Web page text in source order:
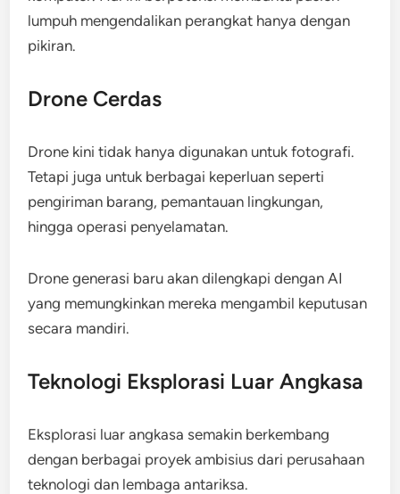
lumpuh mengendalikan perangkat hanya dengan
pikiran.
Drone Cerdas
Drone kini tidak hanya digunakan untuk fotografi.
Tetapi juga untuk berbagai keperluan seperti
pengiriman barang, pemantauan lingkungan,
hingga operasi penyelamatan.
Drone generasi baru akan dilengkapi dengan AI
yang memungkinkan mereka mengambil keputusan
secara mandiri.
Teknologi Eksplorasi Luar Angkasa
Eksplorasi luar angkasa semakin berkembang
dengan berbagai proyek ambisius dari perusahaan
teknologi dan lembaga antariksa.